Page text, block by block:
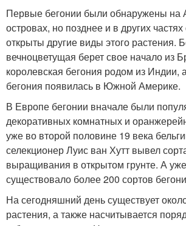
Первые бегонии были обнаружены на
островах, но позднее и в других
открыты другие виды этого растения.
вечноцветущая берет свое начало из
королевская бегония родом из Индии,
бегония появилась в Южной Америке.
В Европе бегонии вначале были
декоративных комнатных и
уже во второй половине 19 века
селекционер Луис ван Хутт вывел
выращивания в открытом грунте. А
существовало более 200 сортов
На сегодняшний день существует
растения, а также насчитывается